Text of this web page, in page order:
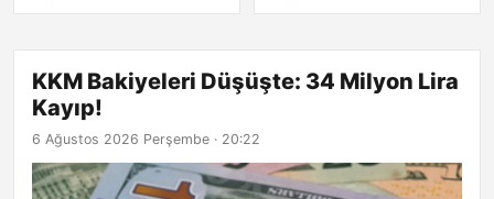
KKM Bakiyeleri Düşüşte: 34 Milyon Lira
Kayıp!
6 Ağustos 2026 Perşembe · 20:22